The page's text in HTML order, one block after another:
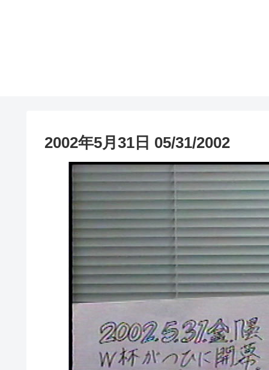
2002年5月31日 05/31/2002